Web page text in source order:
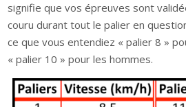
signifie que vos épreuves sont
couru durant tout le palier en
ce que vous entendiez « palier 8 »
« palier 10 » pour les hommes.